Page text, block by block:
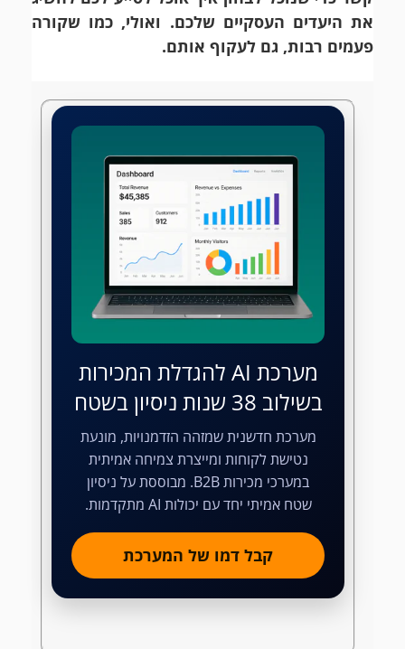
את היעדים העסקיים שלכם. ואולי, כמו שקורה
פעמים רבות, גם לעקוף אותם.
מערכת AI להגדלת המכירות
בשילוב 38 שנות ניסיון בשטח
מערכת חדשנית שמזהה הזדמנויות, מונעת
נטישת לקוחות ומייצרת צמיחה אמיתית
במערכי מכירות B2B. מבוססת על ניסיון
שטח אמיתי יחד עם יכולות AI מתקדמות.
קבל דמו של המערכת